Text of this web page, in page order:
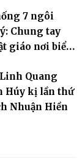
7 ngôi
Chung tay
giáo nơi biển
Quang
Húy kị lần thứ
Nhuận Hiền